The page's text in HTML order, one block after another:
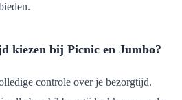
kiezen bij Picnic en Jumbo?
controle over je bezorgtijd.